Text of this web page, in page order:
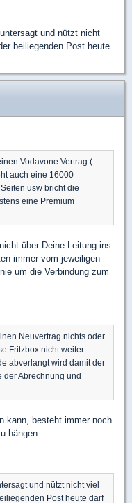
und nützt nicht
beiliegenden Post heute
Vodavone Vertrag (
auch eine 16000
usw bricht die
eine Premium
über Deine Leitung ins
immer vom jeweiligen
um die Verbindung zum
Neuvertrag nichts oder
Fritzbox nicht weiter
abverlangt wird damit der
der Abrechnung und
kann, besteht immer noch
hängen.
und nützt nicht viel
Post heute darf